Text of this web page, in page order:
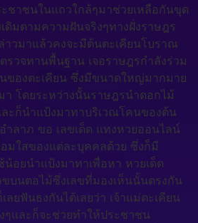
ชาชนในแถวใกล้ๆมาช่วยเหลือกันขุด
ดิมตามความฝันจริงๆทางฝั่งราษฎร
าวมาแล้วคงจะมีต้นตะเคียนโบราณ
รวจทานพื้นฐาน เจอราษฎรกำลังร่วม
ของตะเคียน ซึ่งมีขนาดใหญ่มากมาย
โดยระหว่างนั้นราษฎรนำดอกไม้
ะก็นำแป้งมาทาบริเวณโคนของต้น
ำลาภ ขอ เลขเด็ด แทงหวยออนไลน์
มใสของแต่ละบุคคลด้วย ซึ่งก็มี
อยนำแป้งมาทาเพื่อหา หวยเด็ด
ขบนตอไม้ซึ่งเลขที่มองเห็นนั้นตรงกัน
ยฟันธงกันได้เลยว่า เจ้าแม่ตะเคียน
และก็จะช่วยทำให้ประชาชน